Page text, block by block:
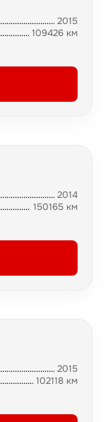
2015
109426 км
2014
150165 км
2015
102118 км